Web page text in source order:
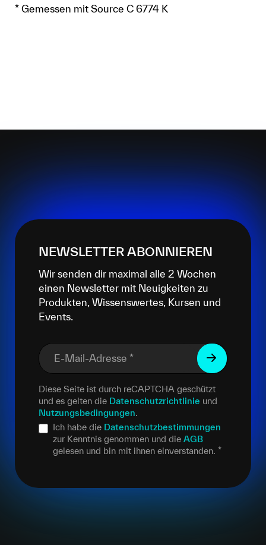
* Gemessen mit Source C 6774 K
NEWSLETTER ABONNIEREN
Wir senden dir maximal alle 2 Wochen
einen Newsletter mit Neuigkeiten zu
Produkten, Wissenswertes, Kursen und
Events.
E-Mail-Adresse *
Diese Seite ist durch reCAPTCHA geschützt
und es gelten die Datenschutzrichtlinie und
Nutzungsbedingungen.
Ich habe die Datenschutzbestimmungen
zur Kenntnis genommen und die AGB
gelesen und bin mit ihnen einverstanden. *